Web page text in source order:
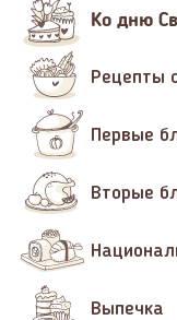
Ко дню
Рецепты
Первые
Вторые
Выпечка